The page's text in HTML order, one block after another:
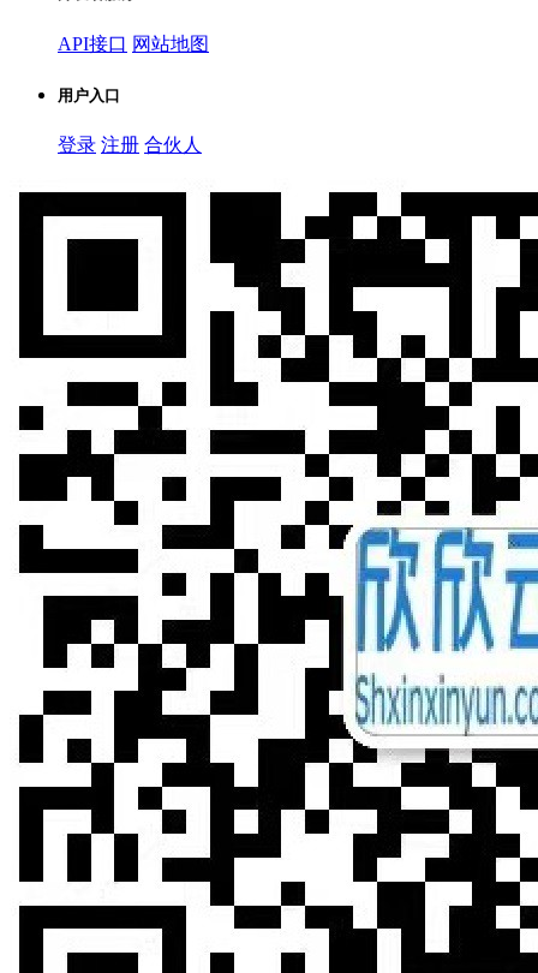
API接口 网站地图
用户入口
登录 注册 合伙人